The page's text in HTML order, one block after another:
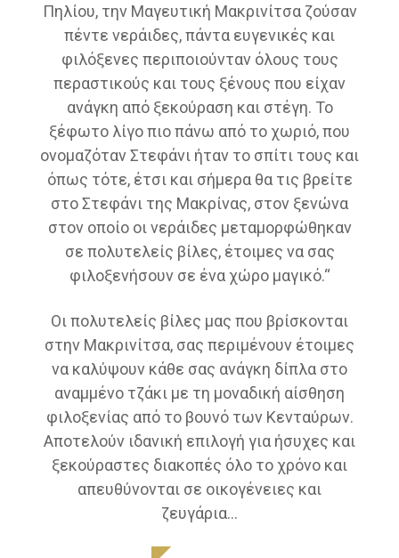
Πηλίου, την Μαγευτική Μακρινίτσα ζούσαν
πέντε νεράιδες, πάντα ευγενικές και
φιλόξενες περιποιούνταν όλους τους
περαστικούς και τους ξένους που είχαν
ανάγκη από ξεκούραση και στέγη. Το
ξέφωτο λίγο πιο πάνω από το χωριό, που
ονομαζόταν Στεφάνι ήταν το σπίτι τους και
όπως τότε, έτσι και σήμερα θα τις βρείτε
στο Στεφάνι της Μακρίνας, στον ξενώνα
στον οποίο οι νεράιδες μεταμορφώθηκαν
σε πολυτελείς βίλες, έτοιμες να σας
φιλοξενήσουν σε ένα χώρο μαγικό.“
Οι πολυτελείς βίλες μας που βρίσκονται
στην Μακρινίτσα, σας περιμένουν έτοιμες
να καλύψουν κάθε σας ανάγκη δίπλα στο
αναμμένο τζάκι με τη μοναδική αίσθηση
φιλοξενίας από το βουνό των Κενταύρων.
Αποτελούν ιδανική επιλογή για ήσυχες και
ξεκούραστες διακοπές όλο το χρόνο και
απευθύνονται σε οικογένειες και
ζευγάρια...